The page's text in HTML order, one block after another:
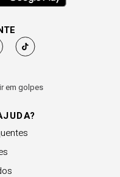
em golpes